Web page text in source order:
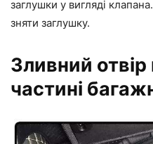
заглушки у вигляді
зняти заглушку.
Зливний отвір
частині